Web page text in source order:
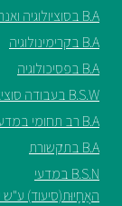
B.A בסוציולוגיה ואנתרופולוגיה
B.A בקרימינולוגיה
B.A בפסיכולוגיה
B.S.W בעבודה סוציאלית
B.A רב תחומי במדעי החברה
B.A בתקשורת
B.S.N במדעי
האֲחָיוּת(סיעוד) ע"ש